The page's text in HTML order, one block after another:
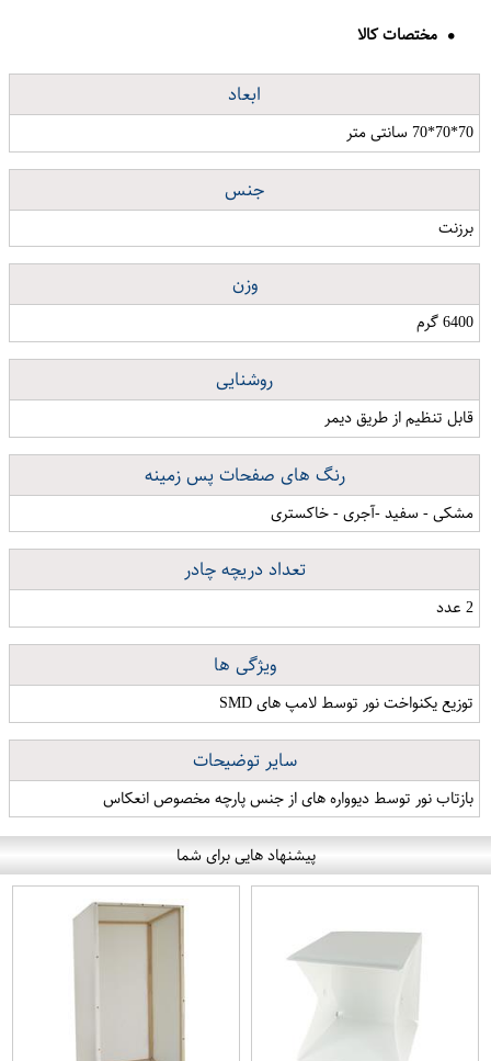
مختصات کالا
ابعاد
70*70*70 سانتی متر
جنس
برزنت
وزن
6400 گرم
روشنایی
قابل تنظیم از طریق دیمر
رنگ های صفحات پس زمینه
مشکی - سفید -آجری - خاکستری
تعداد دریچه چادر
2 عدد
ویژگی ها
توزیع یکنواخت نور توسط لامپ های SMD
سایر توضیحات
بازتاب نور توسط دیوواره های از جنس پارچه مخصوص انعکاس
پیشنهاد هایی برای شما